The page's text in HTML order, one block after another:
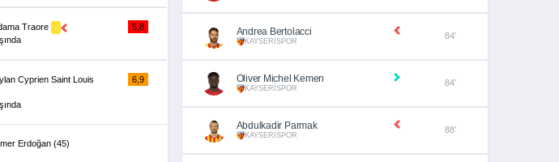
Traore
5,8
Cyprien Saint Louis 6,9
Erdoğan (45)
Andrea Bertolacci
KAYSERİSPOR
84’
Oliver Michel Kemen
KAYSERİSPOR
84’
Abdulkadir Parmak
KAYSERİSPOR
88’